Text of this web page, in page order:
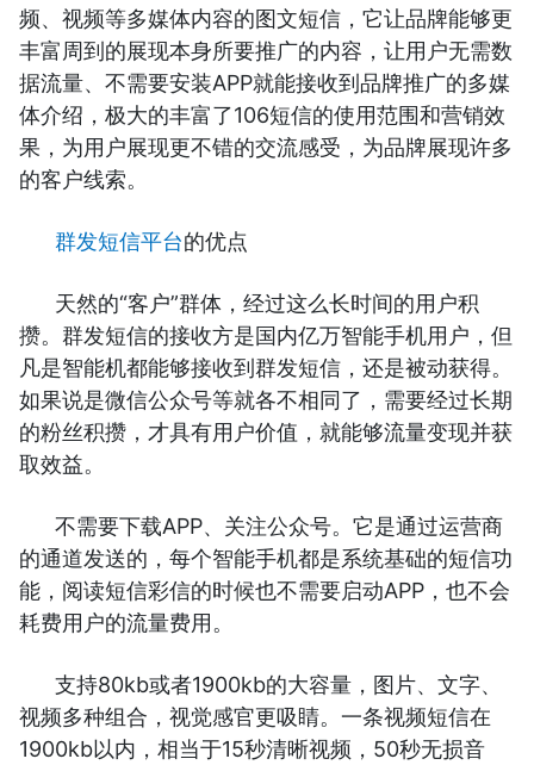
频、视频等多媒体内容的图文短信，它让品牌能够更
丰富周到的展现本身所要推广的内容，让用户无需数
据流量、不需要安装APP就能接收到品牌推广的多媒
体介绍，极大的丰富了106短信的使用范围和营销效
果，为用户展现更不错的交流感受，为品牌展现许多
的客户线索。
群发短信平台的优点
天然的“客户”群体，经过这么长时间的用户积
攒。群发短信的接收方是国内亿万智能手机用户，但
凡是智能机都能够接收到群发短信，还是被动获得。
如果说是微信公众号等就各不相同了，需要经过长期
的粉丝积攒，才具有用户价值，就能够流量变现并获
取效益。
不需要下载APP、关注公众号。它是通过运营商
的通道发送的，每个智能手机都是系统基础的短信功
能，阅读短信彩信的时候也不需要启动APP，也不会
耗费用户的流量费用。
支持80kb或者1900kb的大容量，图片、文字、
视频多种组合，视觉感官更吸睛。一条视频短信在
1900kb以内，相当于15秒清晰视频，50秒无损音